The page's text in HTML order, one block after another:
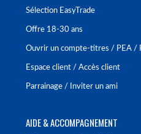
Sélection EasyTrade
Offre 18-30 ans
Ouvrir un compte-titres / PEA /
Espace client / Accès client
Parrainage / Inviter un ami
AIDE & ACCOMPAGNEMENT